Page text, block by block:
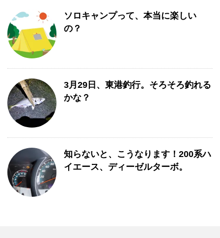
ソロキャンプって、本当に楽しい
の？
3月29日、東港釣行。そろそろ釣れる
かな？
知らないと、こうなります！200系ハ
イエース、ディーゼルターボ。